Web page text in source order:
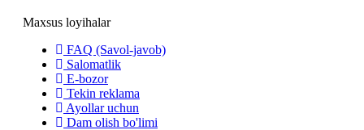
Maxsus loyihalar
FAQ (Savol-javob)
Salomatlik
E-bozor
Tekin reklama
Ayollar uchun
Dam olish bo'limi